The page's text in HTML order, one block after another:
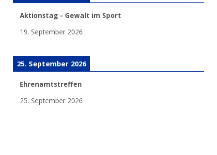
Aktionstag - Gewalt im Sport
19. September 2026
25. September 2026
Ehrenamtstreffen
25. September 2026